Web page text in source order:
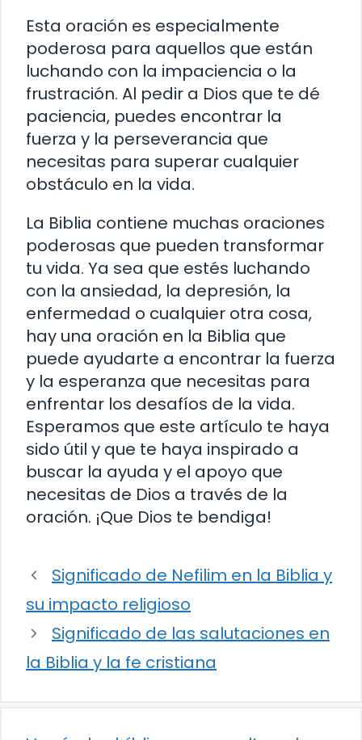
Esta oración es especialmente
poderosa para aquellos que están
luchando con la impaciencia o la
frustración. Al pedir a Dios que te dé
paciencia, puedes encontrar la
fuerza y la perseverancia que
necesitas para superar cualquier
obstáculo en la vida.
La Biblia contiene muchas oraciones
poderosas que pueden transformar
tu vida. Ya sea que estés luchando
con la ansiedad, la depresión, la
enfermedad o cualquier otra cosa,
hay una oración en la Biblia que
puede ayudarte a encontrar la fuerza
y la esperanza que necesitas para
enfrentar los desafíos de la vida.
Esperamos que este artículo te haya
sido útil y que te haya inspirado a
buscar la ayuda y el apoyo que
necesitas de Dios a través de la
oración. ¡Que Dios te bendiga!
Significado de Nefilim en la Biblia y
su impacto religioso
Significado de las salutaciones en
la Biblia y la fe cristiana